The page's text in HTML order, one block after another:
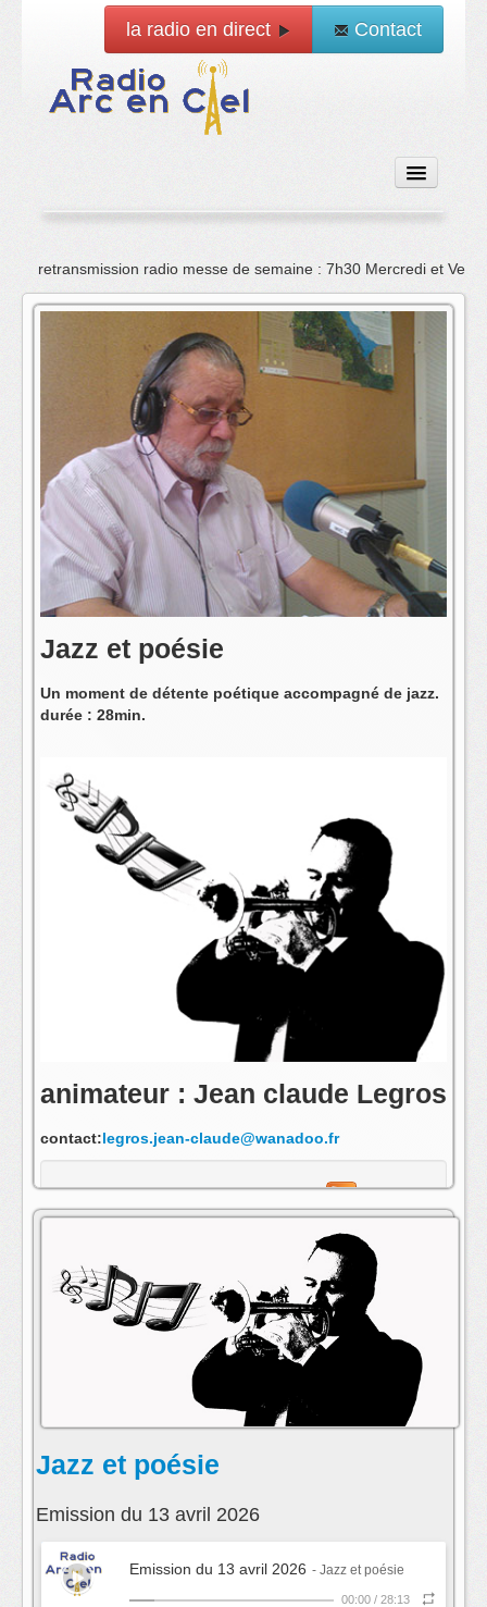
la radio en direct Contact
Accueil
Emissions
La radio
L'équipe
retransmission radio messe de semaine : 7h30 Mercredi et
Jazz et poésie
Un moment de détente poétique accompagné de jazz.
durée : 28min.
animateur : Jean claude Legros
contact:legros.jean-claude@wanadoo.fr
s'abonner au fil rss de cette emission:
Jazz et poésie
Emission du 13 avril 2026
Emission du 13 avril 2026 - Jazz et poésie
00:00 / 28:13